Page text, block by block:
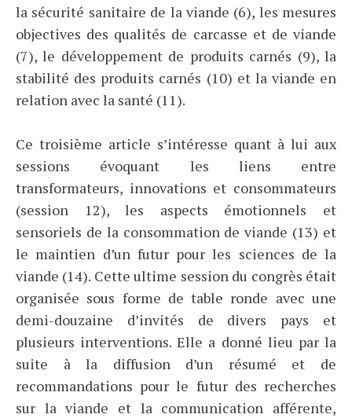
la sécurité sanitaire de la viande (6), les mesures
objectives des qualités de carcasse et de viande
(7), le développement de produits carnés (9), la
stabilité des produits carnés (10) et la viande en
relation avec la santé (11).
Ce troisième article s’intéresse quant à lui aux
sessions évoquant les liens entre
transformateurs, innovations et consommateurs
(session 12), les aspects émotionnels et
sensoriels de la consommation de viande (13) et
le maintien d’un futur pour les sciences de la
viande (14). Cette ultime session du congrès était
organisée sous forme de table ronde avec une
demi-douzaine d’invités de divers pays et
plusieurs interventions. Elle a donné lieu par la
suite à la diffusion d’un résumé et de
recommandations pour le futur des recherches
sur la viande et la communication afférente,